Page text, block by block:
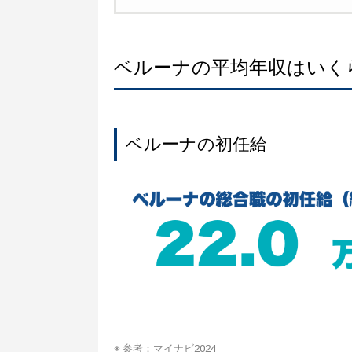
ベルーナの平均年収はいく
ベルーナの初任給
※ 参考： マイナビ2024